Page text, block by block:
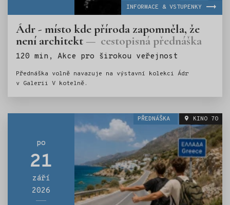
Ádr - místo kde příroda zapomněla, že
není architekt cestopisná přednáška
120 min, Akce pro širokou veřejnost
Přednáška volně navazuje na výstavní kolekci Ádr
v Galerii V kotelně.
INFORMACE & VSTUPENKY
po
21
září
2026
PŘEDNÁŠKA KINO 70